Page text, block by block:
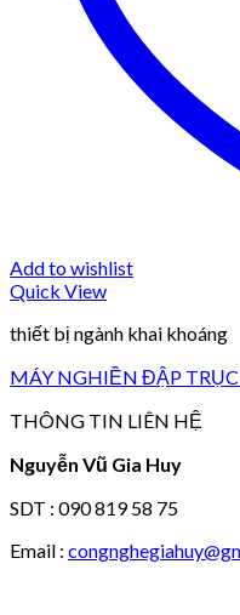
Add to wishlist
Quick View
thiết bị ngành khai khoáng
MÁY NGHIỀN ĐẬP
THÔNG TIN LIÊN HỆ
Nguyễn Vũ Gia Huy
SDT : 090 819 58 75
Email :